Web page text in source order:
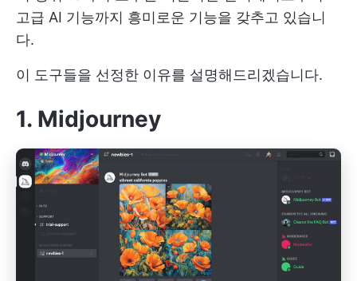
고급 AI 기능까지 흥미로운 기능을 갖추고 있습니
다.
이 도구들을 선정한 이유를 설명해드리겠습니다.
1. Midjourney